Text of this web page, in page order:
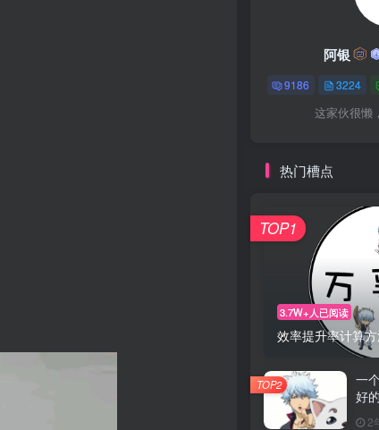
阿银
9186 3224
这家伙很懒
热门槽点
3.7W+人已阅读
效率提升率计算
TOP1
一
好
2
TOP2